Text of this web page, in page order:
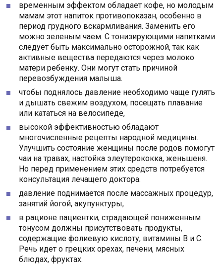
временным эффектом обладает кофе, но молодым
мамам этот напиток противопоказан, особенно в
период грудного вскармливания. Заменить его
можно зеленым чаем. С тонизирующими напитками
следует быть максимально осторожной, так как
активные вещества передаются через молоко
матери ребенку. Они могут стать причиной
перевозбуждения малыша.
чтобы поднялось давление необходимо чаще гулять
и дышать свежим воздухом, посещать плавание
или кататься на велосипеде,
высокой эффективностью обладают
многочисленные рецепты народной медицины.
Улучшить состояние женщины после родов помогут
чаи на травах, настойка элеутерококка, женьшеня.
Но перед применением этих средств потребуется
консультация лечащего доктора.
давление поднимается после массажных процедур,
занятий йогой, акупунктуры,
в рационе пациентки, страдающей пониженным
тонусом должны присутствовать продукты,
содержащие фолиевую кислоту, витамины В и С.
Речь идет о грецких орехах, печени, мясных
блюдах, фруктах.